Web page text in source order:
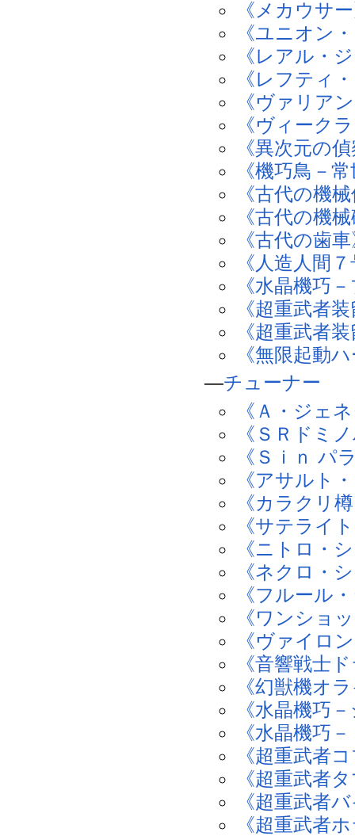
《メカウサ
《ユニオン
《レアル・
《レフティ
《ヴァリア
《ヴィーク
《異次元の
《機巧鳥－
《古代の機
《古代の機
《古代の歯
《人造人間
《水晶機巧
《超重武者
《超重武者
《無限起動
―チューナー
《Ａ・ジェ
《ＳＲドミ
《Ｓｉｎ パ
《アサルト
《カラクリ
《サテライ
《ニトロ・
《ネクロ・
《フルール
《ワンショ
《ヴァイロ
《音響戦士
《幻獣機オ
《水晶機巧
《水晶機巧
《超重武者
《超重武者
《超重武者
《超重武者